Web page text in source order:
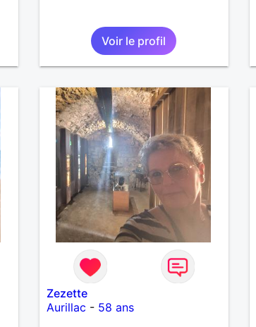
Voir le profil
Zezette
Aurillac - 58 ans